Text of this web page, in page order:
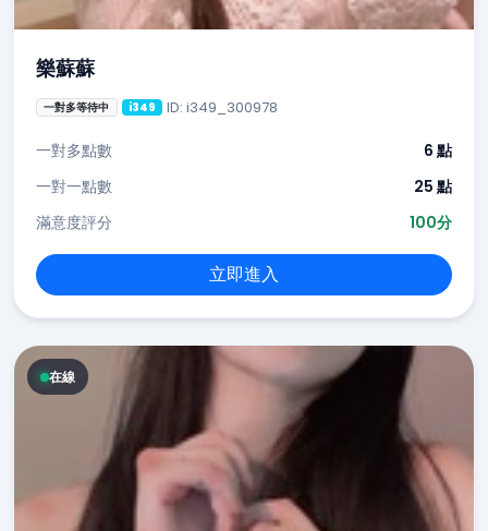
樂蘇蘇
一對多等待中 i349 ID: i349_300978
一對多點數
6 點
一對一點數
25 點
滿意度評分
100分
立即進入
在線